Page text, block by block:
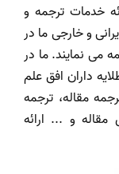
خدمات ترجمه و
و خارجی ما در
می نمایند. ما در
داران افق علم
مقاله، ترجمه
و ... ارائه